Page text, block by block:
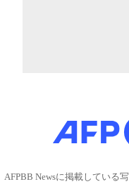
AFPBB Newsに掲載している